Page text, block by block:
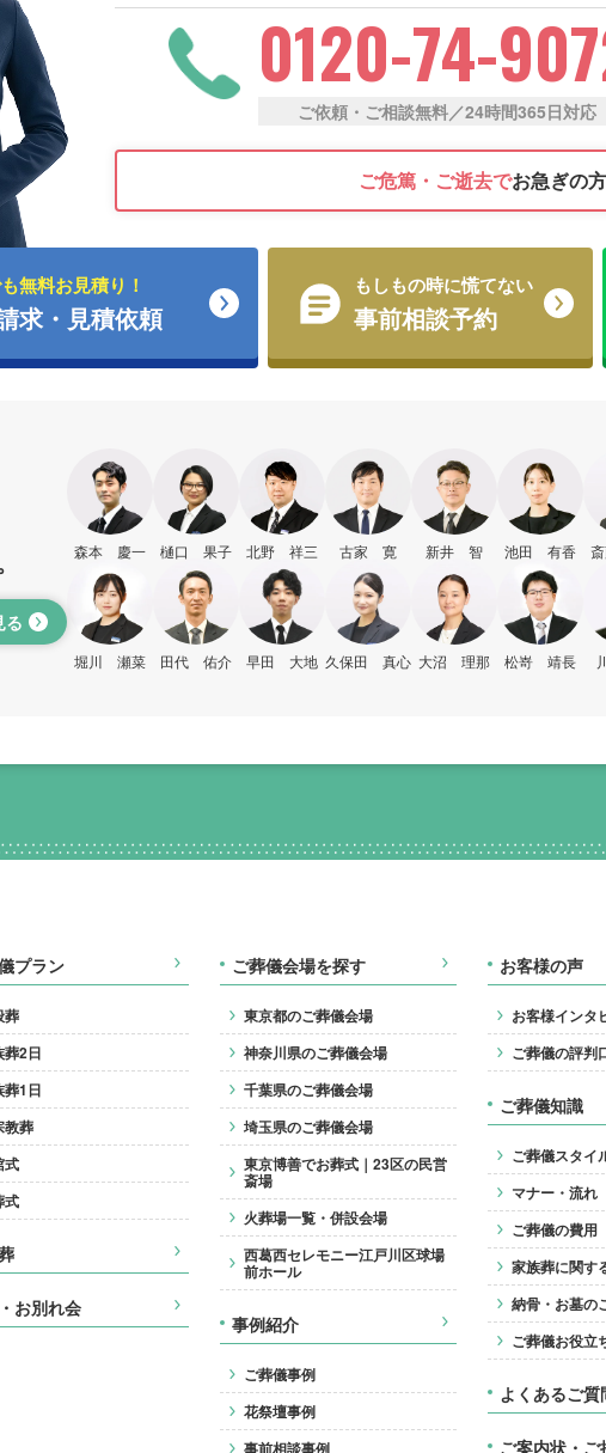
0120-74-
ご依頼・ご相談無料／24時間365日対応
ご危篤・ご逝去でお急ぎの
無料お見積り！
求・ 見積依頼
もしもの時に慌てない
事前相談予約
る
森本 慶一 樋口 果子 北野 祥三 古家 寛 新井 智 池田 有香
堀川 瀬菜 田代 佑介 早田 大地 久保田 真心 大沼 理那 松嵜 靖長
プラン
葬
葬2日
葬1日
教葬
式
式
お別れ会
ご葬儀会場を探す
東京都のご葬儀会場
神奈川県のご葬儀会場
千葉県のご葬儀会場
埼玉県のご葬儀会場
東京博善でお葬式｜23区の民営
斎場
火葬場一覧・併設会場
西葛西セレモニー江戸川区球場
前ホール
事例紹介
ご葬儀事例
花祭壇事例
事前相談事例
お客様の声
お客様インタ
ご葬儀の評判
ご葬儀知識
ご葬儀スタイ
マナー・流れ
ご葬儀の費用
家族葬に関す
納骨・お墓の
ご葬儀お役立
よくあるご質
ご案内状・